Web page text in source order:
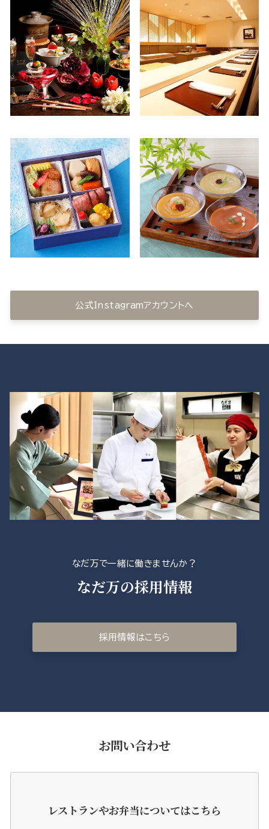
公式Instagramアカウントへ
なだ万で一緒に働きませんか？
なだ万の採用情報
採用情報はこちら
お問い合わせ
レストランやお弁当についてはこちら